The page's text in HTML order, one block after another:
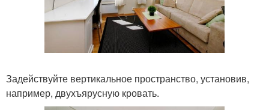
Задействуйте вертикальное пространство, установив,
например, двухъярусную кровать.